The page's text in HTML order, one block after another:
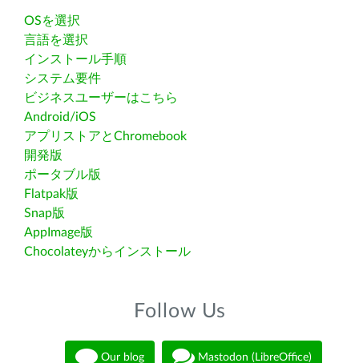
OSを選択
言語を選択
インストール手順
システム要件
ビジネスユーザーはこちら
Android/iOS
アプリストアとChromebook
開発版
ポータブル版
Flatpak版
Snap版
AppImage版
Chocolateyからインストール
Follow Us
Our blog Mastodon (LibreOffice)